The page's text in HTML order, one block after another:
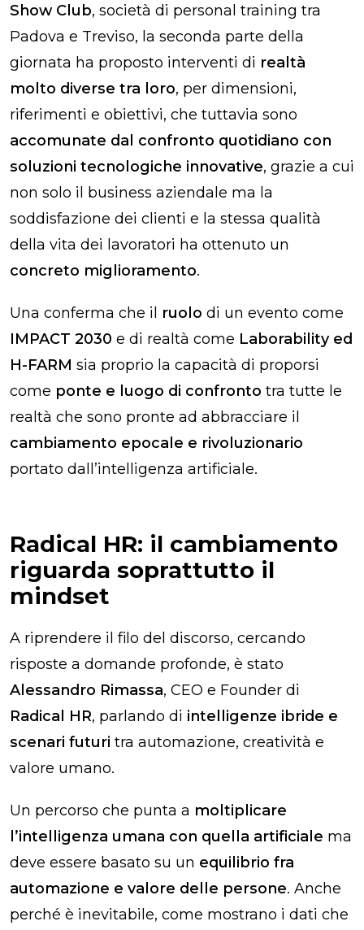
Show Club, società di personal training tra
Padova e Treviso, la seconda parte della
giornata ha proposto interventi di realtà
molto diverse tra loro, per dimensioni,
riferimenti e obiettivi, che tuttavia sono
accomunate dal confronto quotidiano con
soluzioni tecnologiche innovative, grazie a cui
non solo il business aziendale ma la
soddisfazione dei clienti e la stessa qualità
della vita dei lavoratori ha ottenuto un
concreto miglioramento.
Una conferma che il ruolo di un evento come
IMPACT 2030 e di realtà come Laborability ed
H-FARM sia proprio la capacità di proporsi
come ponte e luogo di confronto tra tutte le
realtà che sono pronte ad abbracciare il
cambiamento epocale e rivoluzionario
portato dall’intelligenza artificiale.
Radical HR: il cambiamento
riguarda soprattutto il
mindset
A riprendere il filo del discorso, cercando
risposte a domande profonde, è stato
Alessandro Rimassa, CEO e Founder di
Radical HR, parlando di intelligenze ibride e
scenari futuri tra automazione, creatività e
valore umano.
Un percorso che punta a moltiplicare
l’intelligenza umana con quella artificiale ma
deve essere basato su un equilibrio fra
automazione e valore delle persone. Anche
perché è inevitabile, come mostrano i dati che